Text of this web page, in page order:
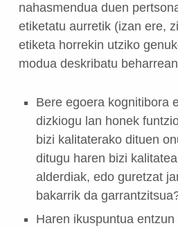
nahasmendua duen
etiketatu aurretik (izan ere,
etiketa horrekin utziko
modua deskribatu
Bere egoera kognitibora
dizkiogu lan honek
bizi kalitaterako dituen
ditugu haren bizi
alderdiak, edo guretzat
bakarrik da
Haren ikuspuntua